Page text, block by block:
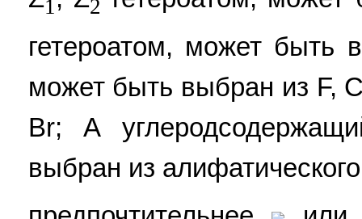
1 2
гетероатом, может быть
может быть выбран из F,
Br; А
выбран из